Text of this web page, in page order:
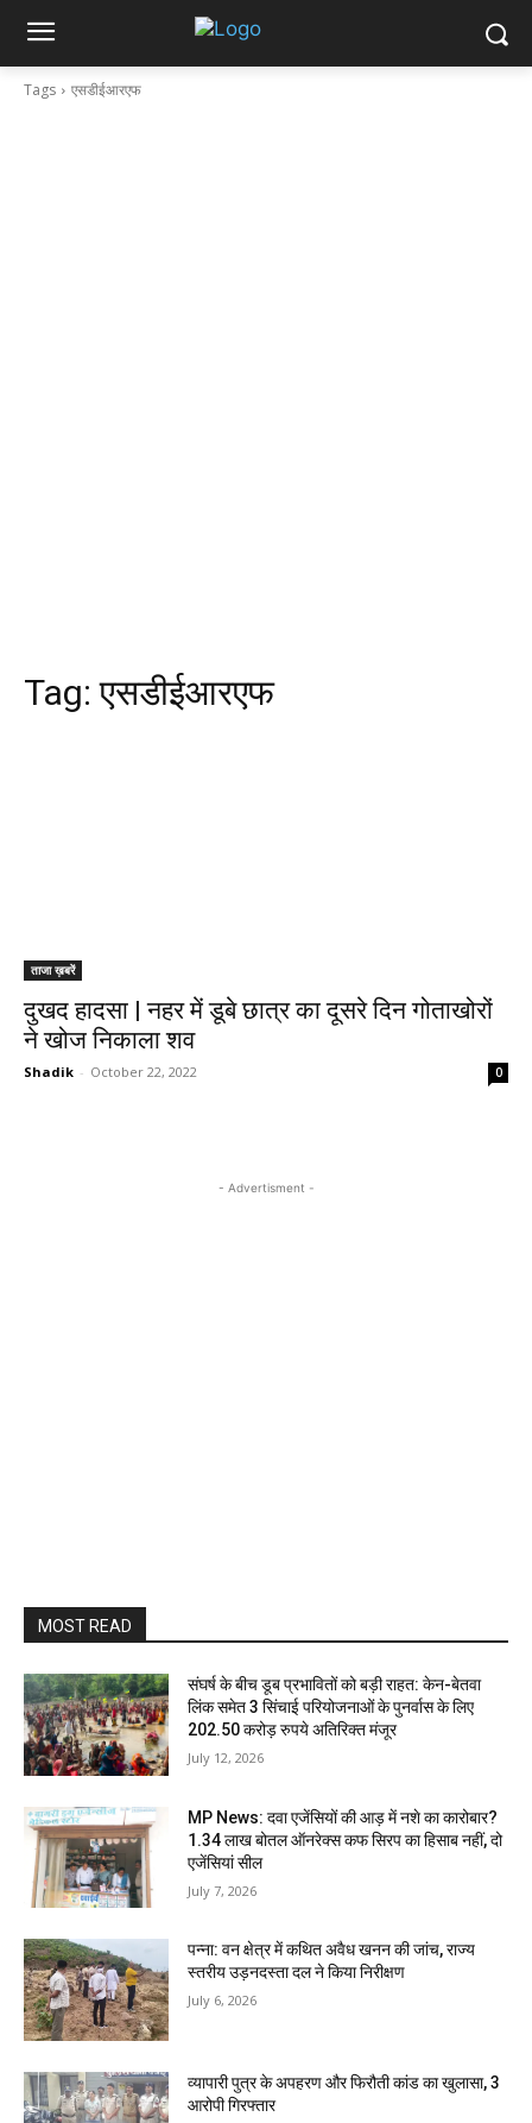
Tags एसडीईआरएफ
Tag:एसडीईआरएफ
ताजा ख़बरें
दुखद हादसा | नहर में डूबे छात्र का दूसरे दिन गोताखोरों
ने खोज निकाला शव
Shadik - October 22, 2022 0
- Advertisment -
MOST READ
संघर्ष के बीच डूब प्रभावितों को बड़ी राहत: केन-बेतवा
लिंक समेत 3 सिंचाई परियोजनाओं के पुनर्वास के लिए
202.50 करोड़ रुपये अतिरिक्त मंजूर
July 12, 2026
MP News: दवा एजेंसियों की आड़ में नशे का कारोबार?
1.34 लाख बोतल ऑनरेक्स कफ सिरप का हिसाब नहीं, दो
एजेंसियां सील
July 7, 2026
पन्ना: वन क्षेत्र में कथित अवैध खनन की जांच, राज्य
स्तरीय उड़नदस्ता दल ने किया निरीक्षण
July 6, 2026
व्यापारी पुत्र के अपहरण और फिरौती कांड का खुलासा, 3
आरोपी गिरफ्तार